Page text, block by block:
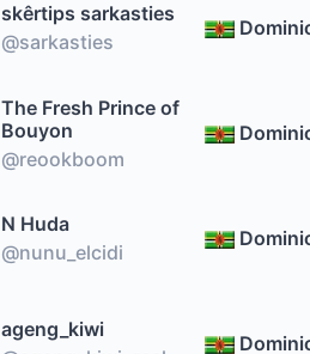
skêrtips sarkasties
@sarkasties
The Fresh Prince of
Bouyon
@reookboom
N Huda
@nunu_elcidi
ageng_kiwi